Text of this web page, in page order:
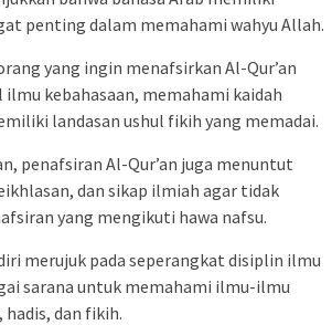
penting dalam memahami wahyu Allah.
yang ingin menafsirkan Al-Qur’an
kebahasaan, memahami kaidah
landasan ushul fikih yang memadai.
penafsiran Al-Qur’an juga menuntut
dan sikap ilmiah agar tidak
yang mengikuti hawa nafsu.
merujuk pada seperangkat disiplin ilmu
sarana untuk memahami ilmu-ilmu
dan fikih.